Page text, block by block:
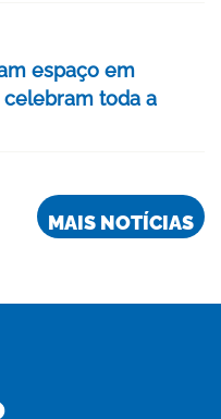
espaço em
toda a
MAIS NOTÍCIAS